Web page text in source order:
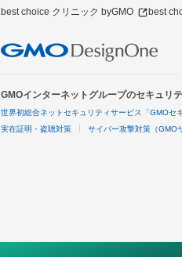
best choice クリニック byGMO best
GMOインターネットグループのセキュリ
世界初総合ネットセキュリティサービス「GMOセ
実在証明・盗聴対策 サイバー攻撃対策（GMO